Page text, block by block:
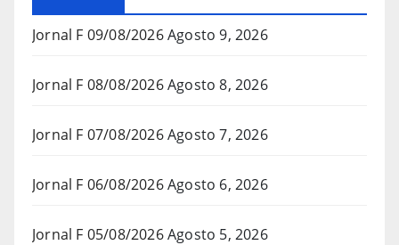
Jornal F 09/08/2026Agosto 9, 2026
Jornal F 08/08/2026Agosto 8, 2026
Jornal F 07/08/2026Agosto 7, 2026
Jornal F 06/08/2026Agosto 6, 2026
Jornal F 05/08/2026Agosto 5, 2026